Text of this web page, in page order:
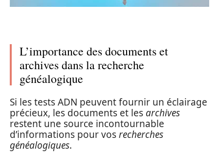
L’importance des documents et
archives dans la recherche
généalogique
Si les tests ADN peuvent fournir un éclairage
précieux, les documents et les archives
restent une source incontournable
d’informations pour vosrecherches
généalogiques.